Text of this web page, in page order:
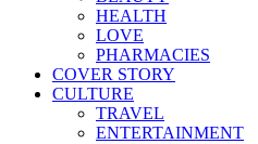
HEALTH
LOVE
PHARMACIES
COVER STORY
CULTURE
TRAVEL
ENTERTAINMENT